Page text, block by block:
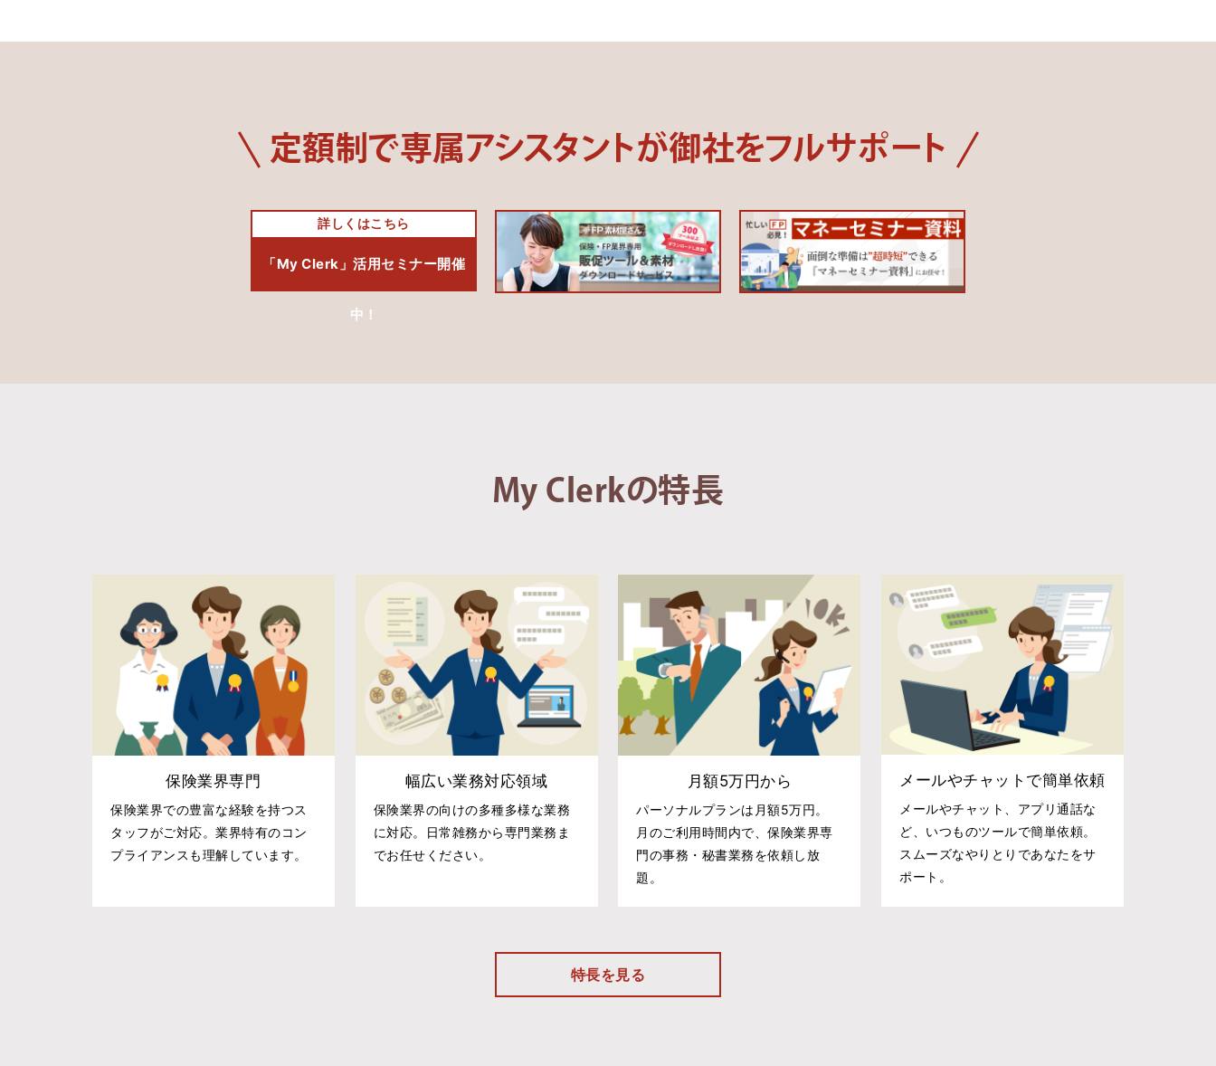
定額制で専属アシスタントが御社をフルサポート
詳しくはこちら
「My Clerk」活用セミナー開催
中！
My Clerkの特長
保険業界専門
保険業界での豊富な経験を持つス
タッフがご対応。業界特有のコン
プライアンスも理解しています。
幅広い業務対応領域
保険業界の向けの多種多様な業務
に対応。日常雑務から専門業務ま
でお任せください。
月額5万円から
パーソナルプランは月額5万円。
月のご利用時間内で、保険業界専
門の事務・秘書業務を依頼し放
題。
メールやチャットで簡単依頼
メールやチャット、アプリ通話な
ど、いつものツールで簡単依頼。
スムーズなやりとりであなたをサ
ポート。
特長を見る